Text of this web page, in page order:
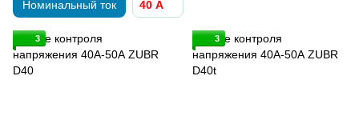
Номинальный ток 40 А
3 3